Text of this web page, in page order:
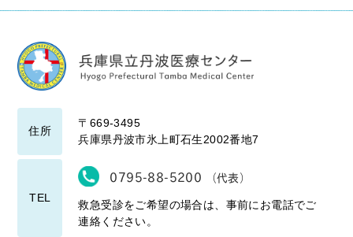
住所
〒669-3495
兵庫県丹波市氷上町石生2002番地7
TEL
0795-88-5200 （代表）
救急受診をご希望の場合は、事前にお電話でご
連絡ください。